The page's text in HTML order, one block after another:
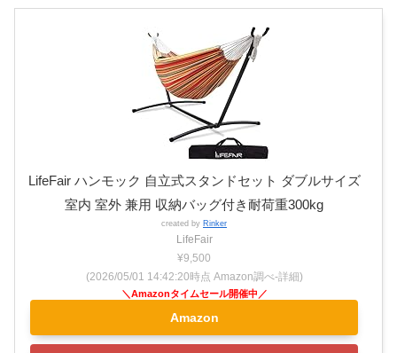
LifeFair ハンモック 自立式スタンドセット ダブルサイズ
室内 室外 兼用 収納バッグ付き耐荷重300kg
created by Rinker
LifeFair
¥9,500
(2026/05/01 14:42:20時点 Amazon調べ-詳細)
Amazon